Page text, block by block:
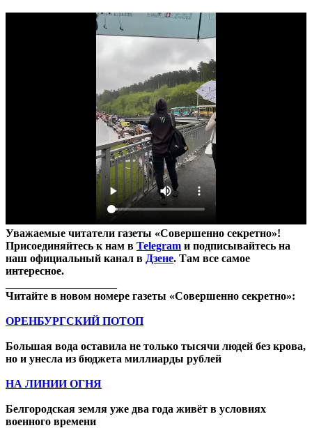
Уважаемые читатели газеты «Совершенно секретно»!
Присоединяйтесь к нам в Telegram и подписывайтесь на
наш официальный канал в Дзене. Там все самое
интересное.
Читайте в новом номере газеты «Совершенно секретно»:
ОРЕНБУРГСКИЙ ПОТОП
Большая вода оставила не только тысячи людей без крова,
но и унесла из бюджета миллиарды рублей
НА ЛИНИИ ОГНЯ
Белгородская земля уже два года живёт в условиях
военного времени